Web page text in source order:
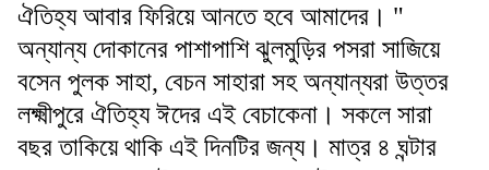
ঐতিহ্য আবার ফিরিয়ে আনতে হবে আমাদের। "
অন্যান্য দোকানের পাশাপাশি ঝুলমুড়ির পসরা সাজিয়ে
বসেন পুলক সাহা, বেচন সাহারা সহ অন্যান্যরা‌ উত্তর
লক্ষ্মীপুরে ঐতিহ্য ঈদের এই বেচাকেনা। সকলে সারা
বছর তাকিয়ে থাকি এই দিনটির জন্য। মাত্র ৪ ঘন্টার